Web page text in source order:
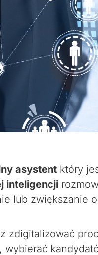
asystent który
inteligencji
lub zwiększanie
zdigitalizować
wybierać